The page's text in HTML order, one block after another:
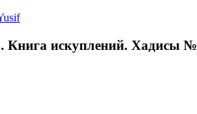
Книга искуплений. Хадисы